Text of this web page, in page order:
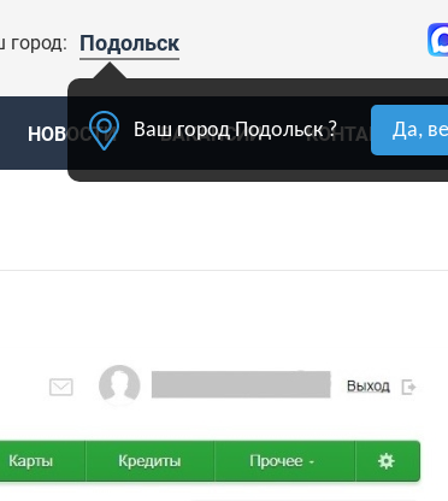
город: Подольск
Ваш город Подольск ? Да,
НОВОСТИ ВАКАНСИИ КОНТАКТЫ